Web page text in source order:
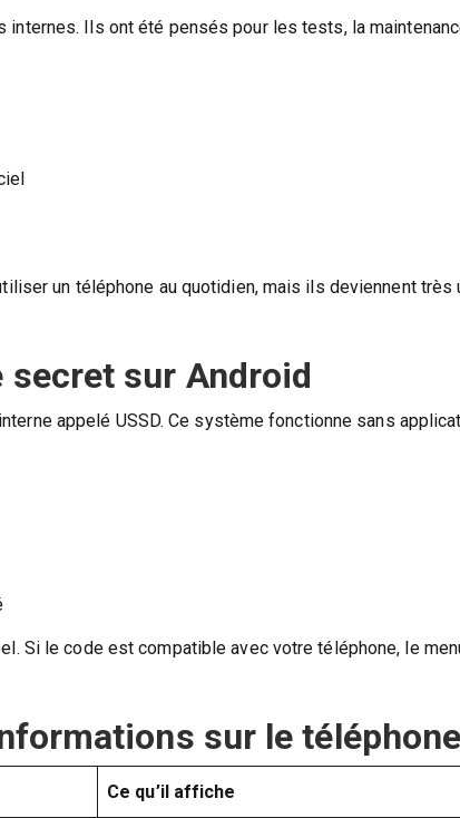
Ils ont été pensés pour les tests, la
un téléphone au quotidien, mais ils deviennent très
sur Android
appelé USSD. Ce système fonctionne sans
Si le code est compatible avec votre téléphone, le
sur le téléphone
Ce qu’il affiche